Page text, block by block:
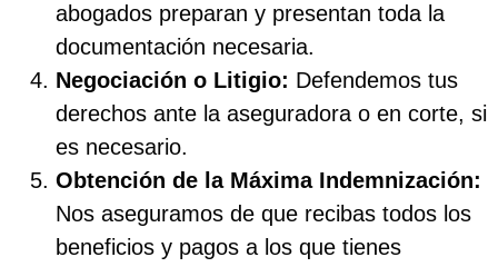
abogados preparan y presentan toda la
documentación necesaria.
Negociación o Litigio: Defendemos tus
derechos ante la aseguradora o en corte, si
es necesario.
Obtención de la Máxima Indemnización:
Nos aseguramos de que recibas todos los
beneficios y pagos a los que tienes